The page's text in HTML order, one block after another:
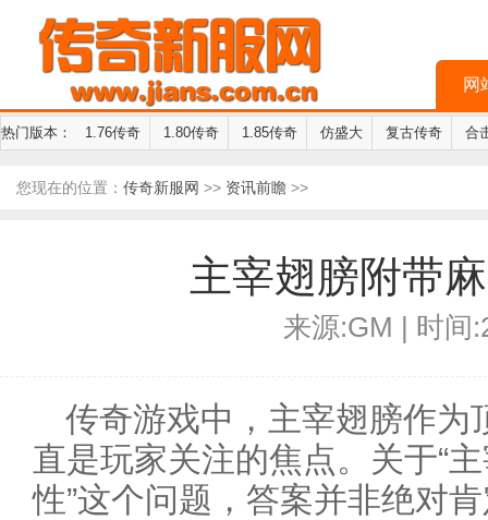
网
热门版本： 1.76传奇 1.80传奇 1.85传奇 仿盛大 复古传奇 合
您现在的位置： 传奇新服网 >> 资讯前瞻 >>
主宰翅膀附带
来源:GM | 时间
传奇游戏中，主宰翅膀作为
直是玩家关注的焦点。关于“
性”这个问题，答案并非绝对